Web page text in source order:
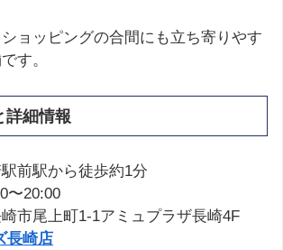
ョッピングの合間にも立ち寄りやす
す。
詳細情報
前駅から徒歩約1分
〜20:00
市尾上町1-1アミュプラザ長崎4F
長崎店